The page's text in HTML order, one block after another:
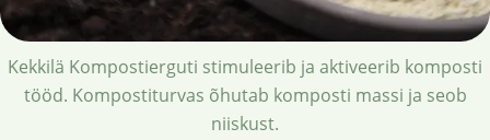
Kekkilä Kompostierguti stimuleerib ja aktiveerib komposti
tööd. Kompostiturvas õhutab komposti massi ja seob
niiskust.